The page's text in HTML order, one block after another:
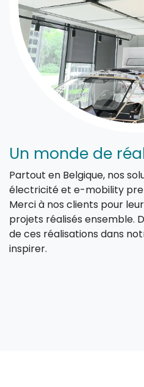
Un monde de
Partout en Belgique, nos
électricité et e-mobility
Merci à nos clients pour
projets réalisés ensemble.
de ces réalisations dans
inspirer.